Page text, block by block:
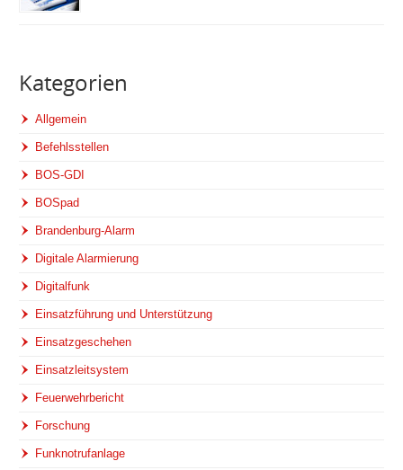
Kategorien
Allgemein
Befehlsstellen
BOS-GDI
BOSpad
Brandenburg-Alarm
Digitale Alarmierung
Digitalfunk
Einsatzführung und Unterstützung
Einsatzgeschehen
Einsatzleitsystem
Feuerwehrbericht
Forschung
Funknotrufanlage